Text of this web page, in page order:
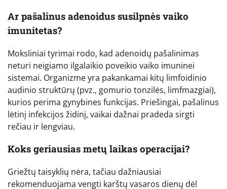
Ar pašalinus adenoidus susilpnės vaiko
imunitetas?
Moksliniai tyrimai rodo, kad adenoidų pašalinimas
neturi neigiamo ilgalaikio poveikio vaiko imuninei
sistemai. Organizme yra pakankamai kitų limfoidinio
audinio struktūrų (pvz., gomurio tonzilės, limfmazgiai),
kurios perima gynybines funkcijas. Priešingai, pašalinus
lėtinį infekcijos židinį, vaikai dažnai pradeda sirgti
rečiau ir lengviau.
Koks geriausias metų laikas operacijai?
Griežtų taisyklių nėra, tačiau dažniausiai
rekomenduojama vengti karštų vasaros dienų dėl